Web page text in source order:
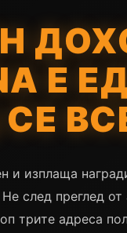
Е
и изплаща
след преглед
трите адреса